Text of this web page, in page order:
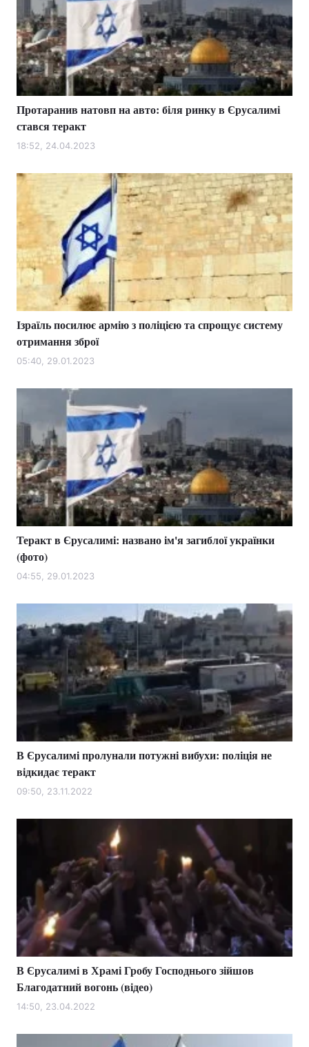
Протаранив натовп на авто: біля ринку в Єрусалимі
стався теракт
18:52, 24.04.2023
Ізраїль посилює армію з поліцією та спрощує систему
отримання зброї
05:40, 29.01.2023
Теракт в Єрусалимі: названо ім'я загиблої українки
(фото)
04:55, 29.01.2023
В Єрусалимі пролунали потужні вибухи: поліція не
відкидає теракт
09:50, 23.11.2022
В Єрусалимі в Храмі Гробу Господнього зійшов
Благодатний вогонь (відео)
14:50, 23.04.2022